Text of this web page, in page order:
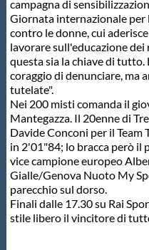
campagna di
Giornata internazionale per
contro le donne, cui
lavorare sull'educazione dei
questa sia la chiave di tutto.
coraggio di denunciare, ma
tutelate".
Nei 200 misti comanda il
Mantegazza. Il 20enne di
Davide Conconi per il Team
in 2'01"84; lo bracca però
vice campione europeo
Gialle/Genova Nuoto My
parecchio sul dorso.
Finali dalle 17.30 su Rai
stile libero il vincitore di